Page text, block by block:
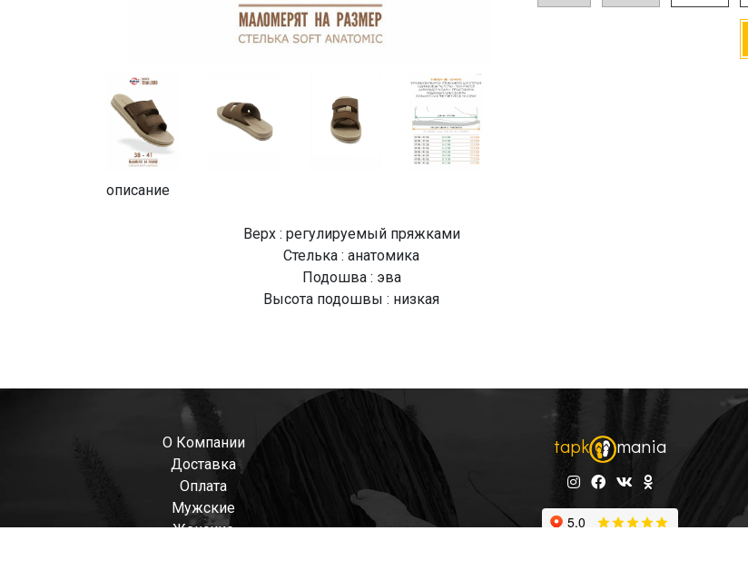
описание
Верх : регулируемый пряжками
Стелька : анатомика
Подошва : эва
Высота подошвы : низкая
О Компании
Доставка
Оплата
Мужские
Женские
tapk mania